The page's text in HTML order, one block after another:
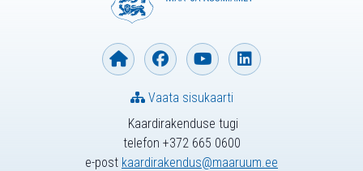
Kaardirakenduse tugi
telefon +372 665 0600
e-post kaardirakendus@maaruum.ee
Vaata sisukaarti